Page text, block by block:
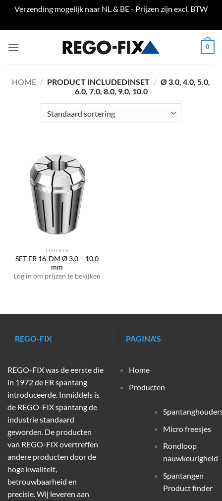
Verzending mogelijk naar NL & BE - Prijzen zijn excl. BTW
naar
0
HOME / PRODUCT INCLUDEDINSET / Ø 3.0, 4.0, 5.0,
6.0, 7.0, 8.0, 9.0, 10.0
COLLETS
SET ER 16-DM Ø 3.0 – 10.0
mm
Log in om prijzen te bekijken
REGO-FIX
REGO-FIX was de eerste die
in 1972 de ER spantang
introduceerde. Inmiddels is
de REGO-FIX spantang de
industrie standaard
geworden. De producten
van REGO-FIX overtreffen
andere producten door de
hoge kwaliteit,
betrouwbaarheid en
precisie. Wij leveren aan
PAGINA'S
Home
Producten
Micro freesjes
Rondloop
nauwkeurigheid
Spantangen
Product finder